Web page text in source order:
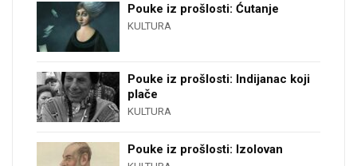
Pouke iz prošlosti: Ćutanje
KULTURA
Pouke iz prošlosti: Indijanac koji
plače
KULTURA
Pouke iz prošlosti: Izolovan